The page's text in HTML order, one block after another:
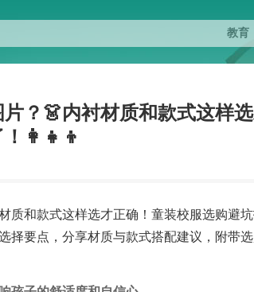
？👗内衬材质和款式这样
👩‍👧‍👦
质和款式这样选才正确！童装校服选购避坑
择要点，分享材质与款式搭配建议，附带